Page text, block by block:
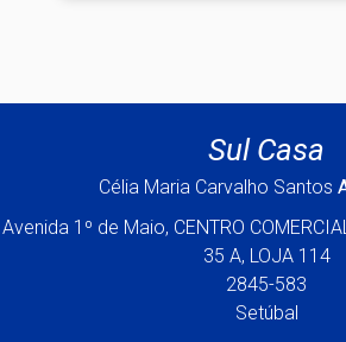
Sul Casa
Célia Maria Carvalho Santos
Avenida 1º de Maio, CENTRO
35 A, LOJA 114
2845-583
Setúbal